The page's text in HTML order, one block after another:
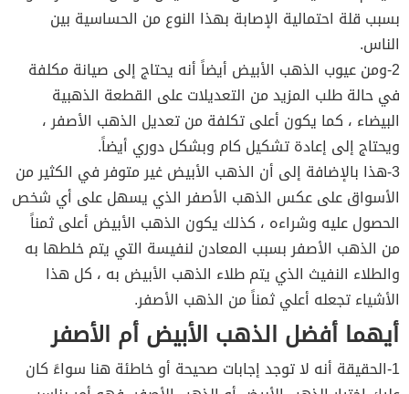
بسبب قلة احتمالية الإصابة بهذا النوع من الحساسية بين
الناس.
2-ومن عيوب الذهب الأبيض أيضاً أنه يحتاج إلى صيانة مكلفة
في حالة طلب المزيد من التعديلات على القطعة الذهبية
البيضاء ، كما يكون أعلى تكلفة من تعديل الذهب الأصفر ،
ويحتاج إلى إعادة تشكيل كام وبشكل دوري أيضاً.
3-هذا بالإضافة إلى أن الذهب الأبيض غير متوفر في الكثير من
الأسواق على عكس الذهب الأصفر الذي يسهل على أي شخص
الحصول عليه وشراءه ، كذلك يكون الذهب الأبيض أعلى ثمناً
من الذهب الأصفر بسبب المعادن لنفيسة التي يتم خلطها به
والطلاء النفيث الذي يتم طلاء الذهب الأبيض به ، كل هذا
الأشياء تجعله أعلي ثمناً من الذهب الأصفر.
أيهما أفضل الذهب الأبيض أم الأصفر
1-الحقيقة أنه لا توجد إجابات صحيحة أو خاطئة هنا سواءً كان